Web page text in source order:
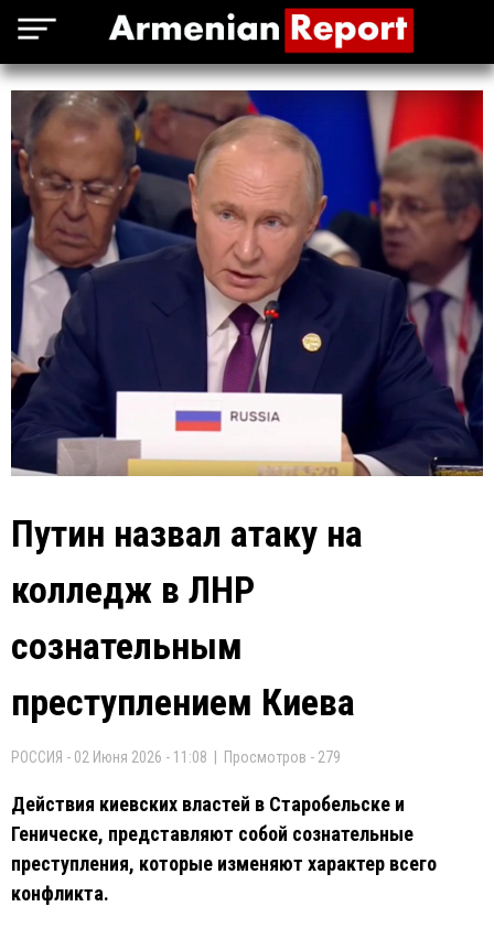
Путин назвал атаку на
колледж в ЛНР
сознательным
преступлением Киева
РОССИЯ - 02 Июня 2026 - 11:08 | Просмотров - 279
Действия киевских властей в Старобельске и
Геническе, представляют собой сознательные
преступления, которые изменяют характер всего
конфликта.